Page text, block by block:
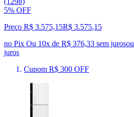
5% OFF
Preço R$ 3.575,15R$ 3.575,15
no Pix Ou 10x de R$ 376,33 sem jurosou
juros
Cupom R$ 300 OFF